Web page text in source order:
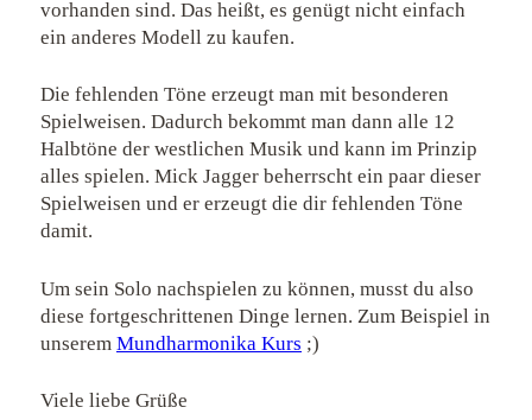
vorhanden sind. Das heißt, es genügt nicht einfach
ein anderes Modell zu kaufen.
Die fehlenden Töne erzeugt man mit besonderen
Spielweisen. Dadurch bekommt man dann alle 12
Halbtöne der westlichen Musik und kann im Prinzip
alles spielen. Mick Jagger beherrscht ein paar dieser
Spielweisen und er erzeugt die dir fehlenden Töne
damit.
Um sein Solo nachspielen zu können, musst du also
diese fortgeschrittenen Dinge lernen. Zum Beispiel in
unserem Mundharmonika Kurs ;)
Viele liebe Grüße